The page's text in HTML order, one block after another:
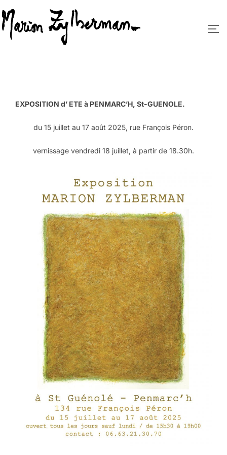
Aller
au
contenu
EXPOSITION d’ ETE à PENMARC’H, St-GUENOLE.
du 15 juillet au 17 août 2025, rue François Péron.
vernissage vendredi 18 juillet, à partir de 18.30h.